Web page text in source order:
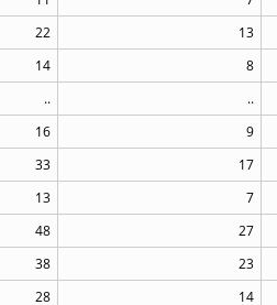
22
13
14
8
..
..
16
9
33
17
13
7
48
27
38
23
28
14